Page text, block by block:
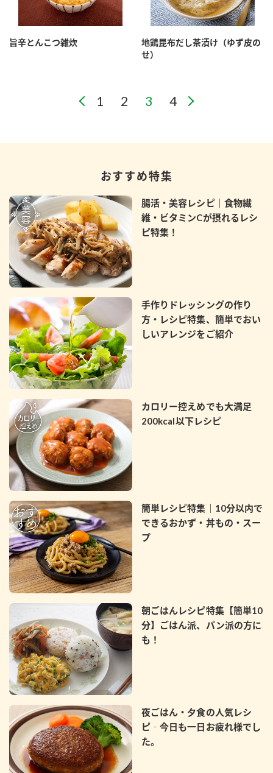
旨辛とんこつ雑炊
地鶏昆布だし茶漬け（ゆず皮の
せ）
おすすめ特集
腸活・美容レシピ｜食物繊
維・ビタミンCが摂れるレシ
ピ特集！
手作りドレッシングの作り
方・レシピ特集、簡単でおい
しいアレンジをご紹介
カロリー控えめでも大満足
200kcal以下レシピ
簡単レシピ特集｜10分以内で
できるおかず・丼もの・スー
プ
朝ごはんレシピ特集【簡単10
分】ごはん派、パン派の方に
も！
夜ごはん・夕食の人気レシ
ピ‐今日も一日お疲れ様でし
た。